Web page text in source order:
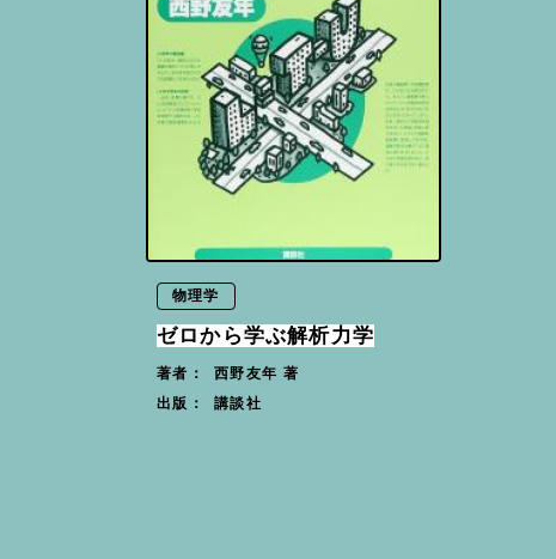
物理学
ゼロから学ぶ解析力学
著者： 西野友年 著
出版： 講談社